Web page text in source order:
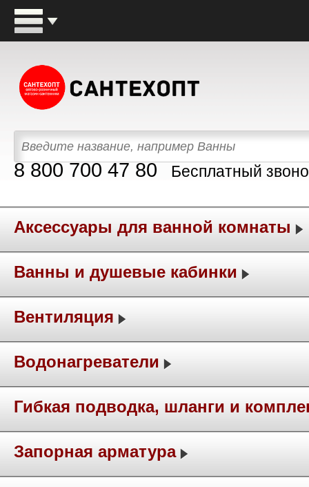
8 800 700 47 80 Бесплатный
Аксессуары для ванной комнаты
Ванны и душевые кабинки
Вентиляция
Водонагреватели
Гибкая подводка, шланги и
Запорная арматура